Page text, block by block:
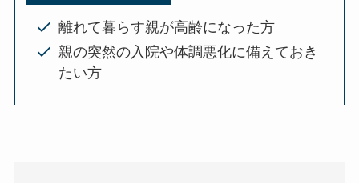
離れて暮らす親が高齢になった方
親の突然の入院や体調悪化に備えておき
たい方